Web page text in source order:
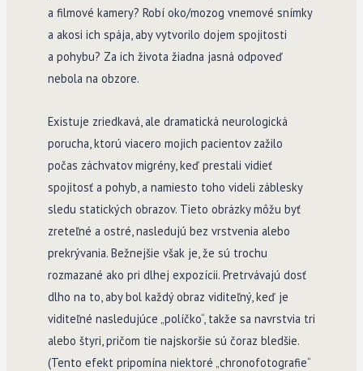
a filmové kamery? Robí oko/mozog vnemové snímky
a akosi ich spája, aby vytvorilo dojem spojitosti
a pohybu? Za ich života žiadna jasná odpoveď
nebola na obzore.
Existuje zriedkavá, ale dramatická neurologická
porucha, ktorú viacero mojich pacientov zažilo
počas záchvatov migrény, keď prestali vidieť
spojitosť a pohyb, a namiesto toho videli záblesky
sledu statických obrazov. Tieto obrázky môžu byť
zreteľné a ostré, nasledujú bez vrstvenia alebo
prekrývania. Bežnejšie však je, že sú trochu
rozmazané ako pri dlhej expozícii. Pretrvávajú dosť
dlho na to, aby bol každý obraz viditeľný, keď je
viditeľné nasledujúce „políčko“, takže sa navrstvia tri
alebo štyri, pričom tie najskoršie sú čoraz bledšie.
(Tento efekt pripomína niektoré „chronofotografie“